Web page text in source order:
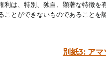
利は、特別、独自、顕著な特徴
ことができないものであることを
別紙3: ア